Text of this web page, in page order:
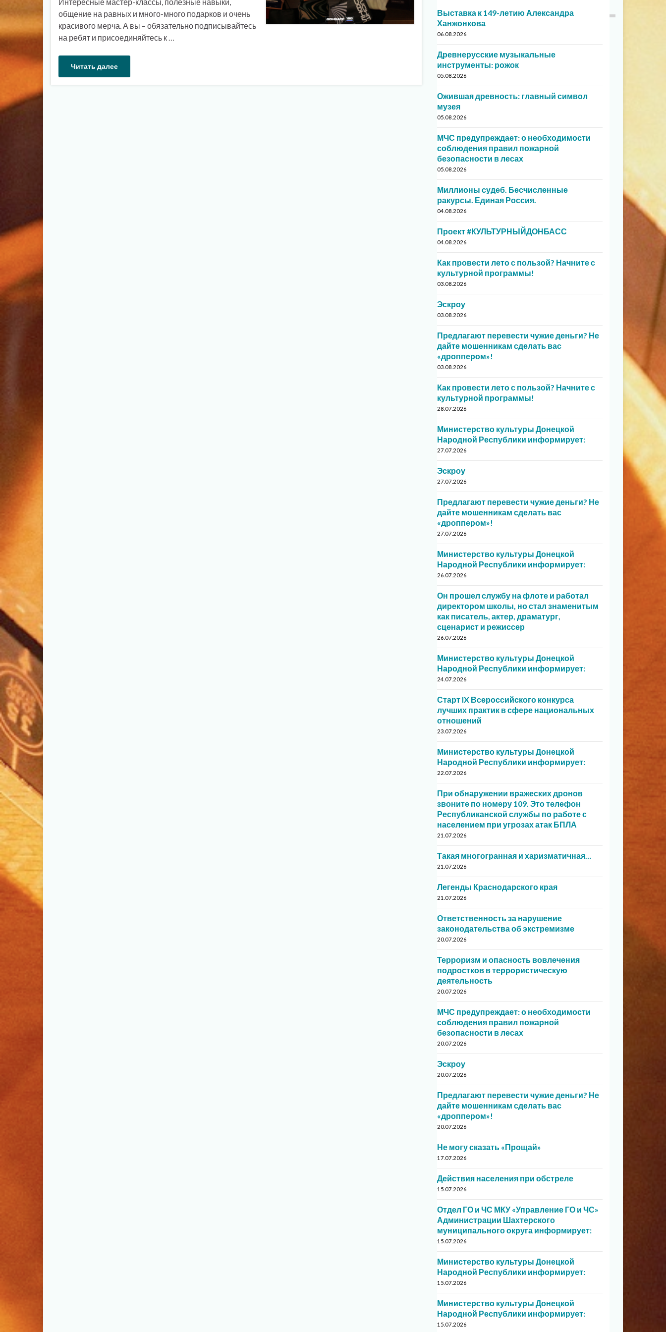
общение на равных и много-много подарков и очень
красивого мерча. А вы – обязательно подписывайтесь
на ребят и присоединяйтесь к …
Читать далее
Выставка к 149-летию Александра
Ханжонкова
06.08.2026
Древнерусские музыкальные
инструменты: рожок
05.08.2026
Ожившая древность: главный символ
музея
05.08.2026
МЧС предупреждает: о необходимости
соблюдения правил пожарной
безопасности в лесах
05.08.2026
Миллионы судеб. Бесчисленные
ракурсы. Единая Россия.
04.08.2026
Проект #КУЛЬТУРНЫЙДОНБАСС
04.08.2026
Как провести лето с пользой? Начните с
культурной программы!
03.08.2026
Эскроу
03.08.2026
Предлагают перевести чужие деньги? Не
дайте мошенникам сделать вас
«дроппером»!
03.08.2026
Как провести лето с пользой? Начните с
культурной программы!
28.07.2026
Министерство культуры Донецкой
Народной Республики информирует:
27.07.2026
Эскроу
27.07.2026
Предлагают перевести чужие деньги? Не
дайте мошенникам сделать вас
«дроппером»!
27.07.2026
Министерство культуры Донецкой
Народной Республики информирует:
26.07.2026
Он прошел службу на флоте и работал
директором школы, но стал знаменитым
как писатель, актер, драматург,
сценарист и режиссер
26.07.2026
Министерство культуры Донецкой
Народной Республики информирует:
24.07.2026
Старт IX Всероссийского конкурса
лучших практик в сфере национальных
отношений
23.07.2026
Министерство культуры Донецкой
Народной Республики информирует:
22.07.2026
При обнаружении вражеских дронов
звоните по номеру 109. Это телефон
Республиканской службы по работе с
населением при угрозах атак БПЛА
21.07.2026
Такая многогранная и харизматичная…
21.07.2026
Легенды Краснодарского края
21.07.2026
Ответственность за нарушение
законодательства об экстремизме
20.07.2026
Терроризм и опасность вовлечения
подростков в террористическую
деятельность
20.07.2026
МЧС предупреждает: о необходимости
соблюдения правил пожарной
безопасности в лесах
20.07.2026
Эскроу
20.07.2026
Предлагают перевести чужие деньги? Не
дайте мошенникам сделать вас
«дроппером»!
20.07.2026
Не могу сказать «Прощай»
17.07.2026
Действия населения при обстреле
15.07.2026
Отдел ГО и ЧС МКУ «Управление ГО и ЧС»
Администрации Шахтерского
муниципального округа информирует:
15.07.2026
Министерство культуры Донецкой
Народной Республики информирует:
15.07.2026
Министерство культуры Донецкой
Народной Республики информирует:
15.07.2026